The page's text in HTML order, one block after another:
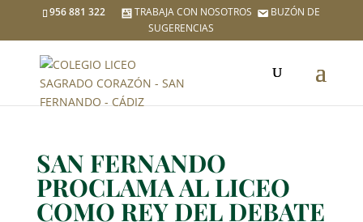
956 881 322 TRABAJA CON NOSOTROS
BUZÓN DE
SUGERENCIAS
SAN FERNANDO
PROCLAMA AL LICEO
COMO REY DEL DEBATE